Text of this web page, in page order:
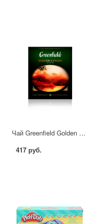
Чай Greenfield Golden Ceylon черный фольгир.100пак/уп 0581-09 172697
417 руб.